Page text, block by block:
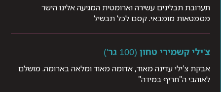
תערובת תבלינים עשירה וארומטית המגיעה אלינו הישר
מסמטאות מומבאי. קסם לכל תבשיל
צ'ילי קשמירי טחון (100 גר')
אבקת צ'ילי עדינה מאוד, אדומה מאוד ומלאה בארומה. מושלם
לאוהבי ה"חריף במידה"